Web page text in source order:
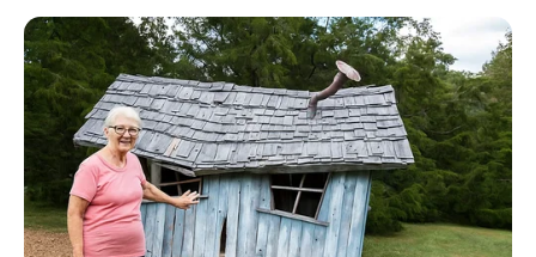
Kakva se to skupa rečenica pokazala.
„Ona to ne može učiniti“, konačno je rekao, prebrzo. „Skriva
imovinu.“
„Ona ih ne skriva“, ispravila ju je Margaret. „Ona ih pravno